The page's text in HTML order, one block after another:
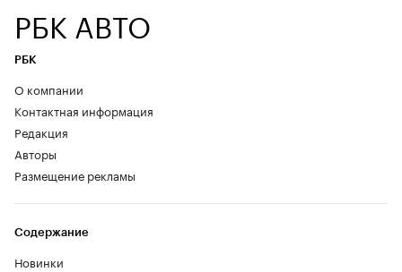
РБК АВТО
РБК
О компании
Контактная информация
Редакция
Авторы
Размещение рекламы
Содержание
Новинки